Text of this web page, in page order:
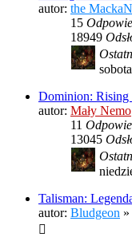
autor: the MackaN
15
18949
Dominion: Rising
autor: Mały Nemo
11
13045
Talisman:
autor: Bludgeon »